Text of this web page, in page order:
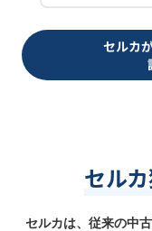
セルカ
セル
セルカは、従来の中